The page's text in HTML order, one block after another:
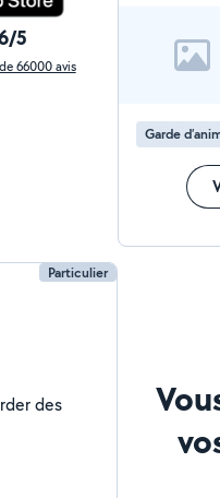
5
66000 avis
N'hésitez
Garde
Particulier
des